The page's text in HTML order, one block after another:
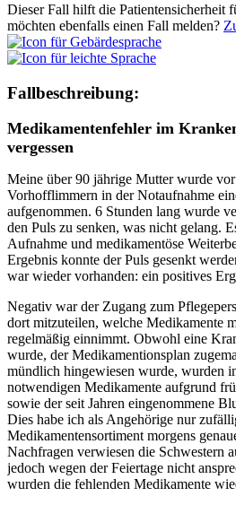
Dieser Fall hilft die Patientensicherheit
möchten ebenfalls einen Fall melden?
Fallbeschreibung:
Medikamentenfehler im
vergessen
Meine über 90 jährige Mutter wurde
Vorhofflimmern in der Notaufnahme
aufgenommen. 6 Stunden lang wurde
den Puls zu senken, was nicht gelang.
Aufnahme und medikamentöse
Ergebnis konnte der Puls gesenkt
war wieder vorhanden: ein positives
Negativ war der Zugang zum
dort mitzuteilen, welche Medikamente
regelmäßig einnimmt. Obwohl eine
wurde, der Medikamentionsplan
mündlich hingewiesen wurde, wurden
notwendigen Medikamente aufgrund
sowie der seit Jahren eingenommene
Dies habe ich als Angehörige nur
Medikamentensortiment morgens
Nachfragen verwiesen die Schwestern
jedoch wegen der Feiertage nicht
wurden die fehlenden Medikamente